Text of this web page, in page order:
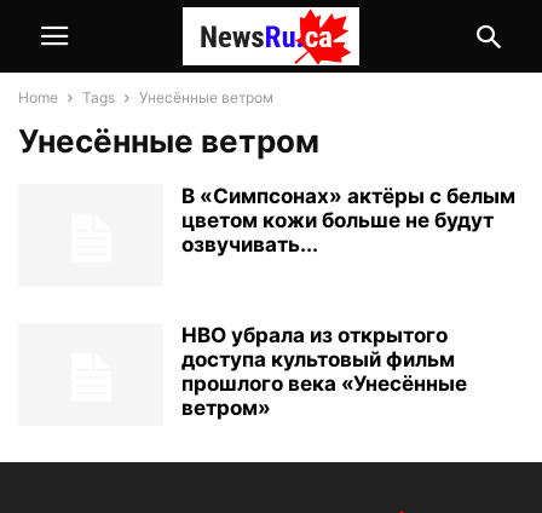
Home Tags Унесённые ветром
Унесённые ветром
В «Симпсонах» актёры с белым
цветом кожи больше не будут
озвучивать...
HBO убрала из открытого
доступа культовый фильм
прошлого века «Унесённые
ветром»